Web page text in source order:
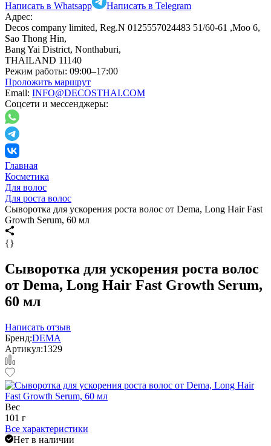
Написать в Whatsapp
Написать в Telegram
Адрес:
Decos company limited, Reg.N 0125557024483 51/60-61 ,Moo 6,
Sao Thong Hin,
Bang Yai District, Nonthaburi,
THAILAND 11140
Режим работы: 09:00–17:00
Проложить маршрут
Email: INFO@DECOSTHAI.COM
Соцсети и мессенджеры:
Главная
Косметика
Для волос
Для роста волос
Сыворотка для ускорения роста волос от Dema, Long Hair Fast
Growth Serum, 60 мл
{}
Сыворотка для ускорения роста волос
от Dema, Long Hair Fast Growth Serum,
60 мл
Написать отзыв
Бренд:DEMA
Артикул:1329
Вес
101 г
Все характеристики
Нет в наличии